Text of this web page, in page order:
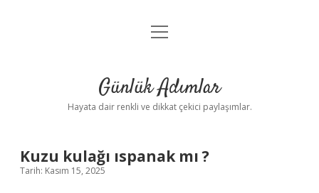
Anasayfa
Yasal Uyarı
menüyü
Günlük Adımlar
Hayata dair renkli ve dikkat çekici paylaşımlar.
Kuzu kulağı ıspanak mı ?
Tarih: Kasım 15, 2025